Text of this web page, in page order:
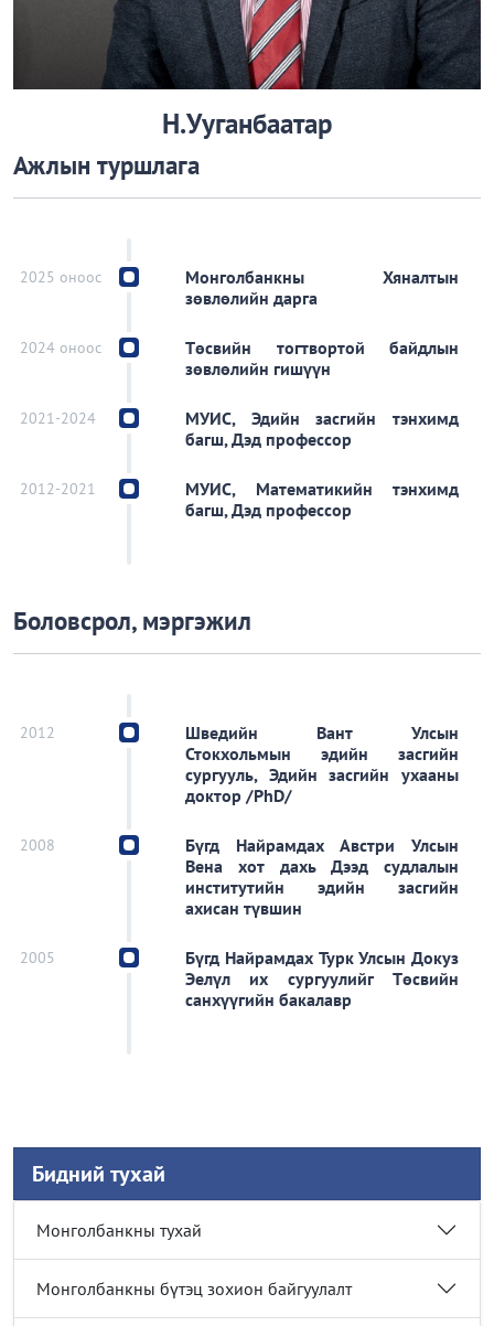
Н.Ууганбаатар
Ажлын туршлага
Монголбанкны Хяналтын
зөвлөлийн дарга
2025 оноос
Төсвийн тогтвортой байдлын
зөвлөлийн гишүүн
2024 оноос
МУИС, Эдийн засгийн тэнхимд
багш, Дэд профессор
2021-2024
МУИС, Математикийн тэнхимд
багш, Дэд профессор
2012-2021
Боловсрол, мэргэжил
Шведийн Вант Улсын
Стокхольмын эдийн засгийн
сургууль, Эдийн засгийн ухааны
доктор /PhD/
2012
Бүгд Найрамдах Австри Улсын
Вена хот дахь Дээд судлалын
институтийн эдийн засгийн
ахисан түвшин
2008
Бүгд Найрамдах Турк Улсын Докуз
Эелүл их сургуулийг Төсвийн
санхүүгийн бакалавр
2005
Бидний тухай
Монголбанкны тухай
Монголбанкны бүтэц зохион байгуулалт